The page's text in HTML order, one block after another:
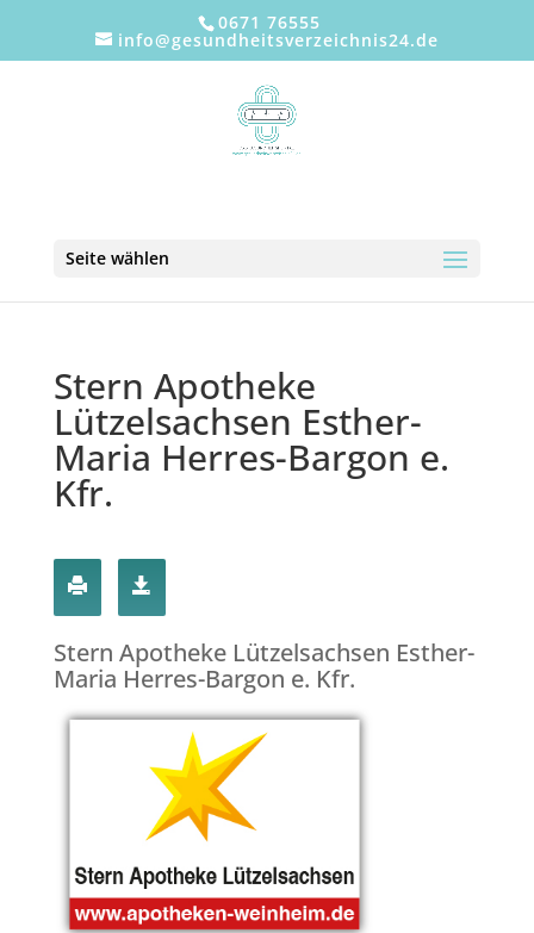
0671 76555
info@gesundheitsverzeichnis24.de
Seite wählen
Stern Apotheke
Lützelsachsen Esther-
Maria Herres-Bargon e.
Kfr.
Stern Apotheke Lützelsachsen Esther-
Maria Herres-Bargon e. Kfr.